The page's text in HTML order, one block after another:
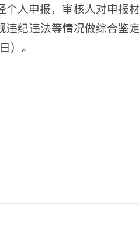
人申报，审核人对申报
纪违法等情况做综合鉴
）。